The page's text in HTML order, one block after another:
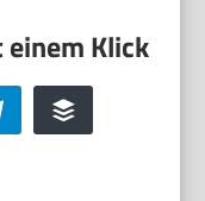
Telegram Buffer